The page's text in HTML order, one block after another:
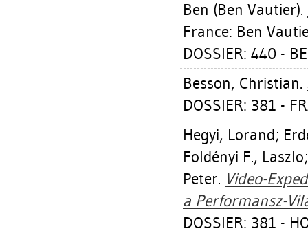
Ben (Ben Vautier).
France: Ben
DOSSIER: 440 -
Besson, Christian.
DOSSIER: 381 -
Hegyi, Lorand;
Foldényi F., Laszlo
Peter. Video-
a Performansz-
DOSSIER: 381 -